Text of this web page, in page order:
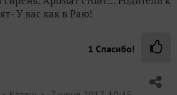
У вас как в Раю!
1 Спасибо!